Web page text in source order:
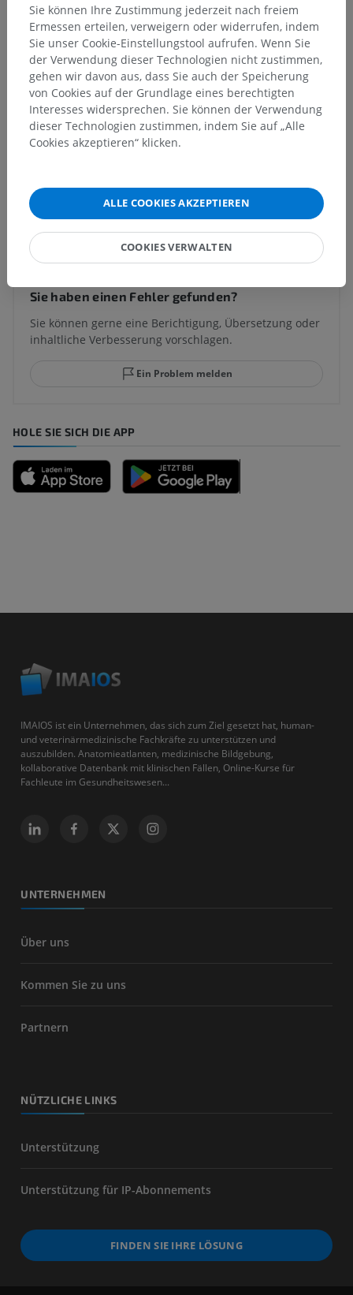
Anatomie des Menschen 1
Anatomie des Menschen
Übersetzungen
Sie haben einen Fehler gefunden?
Sie können gerne eine Berichtigung, Übersetzung oder
inhaltliche Verbesserung vorschlagen.
Ein Problem melden
HOLE SIE SICH DIE APP
IMAIOS ist ein Unternehmen, das sich zum Ziel gesetzt hat, human-
und veterinärmedizinische Fachkräfte zu unterstützen und
auszubilden. Anatomieatlanten, medizinische Bildgebung,
kollaborative Datenbank mit klinischen Fällen, Online-Kurse für
Fachleute im Gesundheitswesen...
UNTERNEHMEN
Über uns
Kommen Sie zu uns
Partnern
NÜTZLICHE LINKS
Unterstützung
Unterstützung für IP-Abonnements
FINDEN SIE IHRE LÖSUNG
Sie können Ihre Zustimmung jederzeit nach freiem
Ermessen erteilen, verweigern oder widerrufen, indem
Sie unser Cookie-Einstellungstool aufrufen. Wenn Sie
der Verwendung dieser Technologien nicht zustimmen,
gehen wir davon aus, dass Sie auch der Speicherung
von Cookies auf der Grundlage eines berechtigten
Interesses widersprechen. Sie können der Verwendung
dieser Technologien zustimmen, indem Sie auf „Alle
Cookies akzeptieren“ klicken.
ALLE COOKIES AKZEPTIEREN
COOKIES VERWALTEN